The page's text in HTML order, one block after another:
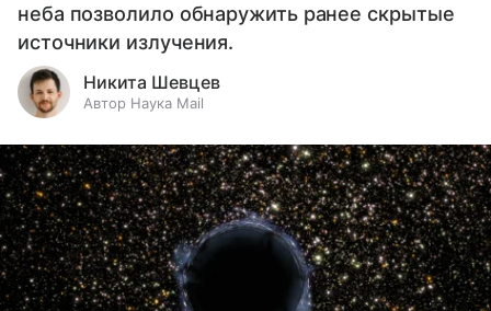
неба позволило обнаружить ранее скрытые
источники излучения.
Никита Шевцев
Автор Наука Mail